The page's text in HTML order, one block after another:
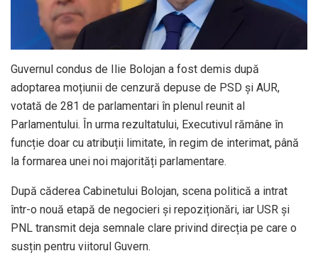
Guvernul condus de Ilie Bolojan a fost demis după
adoptarea moțiunii de cenzură depuse de PSD și AUR,
votată de 281 de parlamentari în plenul reunit al
Parlamentului. În urma rezultatului, Executivul rămâne în
funcție doar cu atribuții limitate, în regim de interimat, până
la formarea unei noi majorități parlamentare.
După căderea Cabinetului Bolojan, scena politică a intrat
într-o nouă etapă de negocieri și repoziționări, iar USR și
PNL transmit deja semnale clare privind direcția pe care o
susțin pentru viitorul Guvern.